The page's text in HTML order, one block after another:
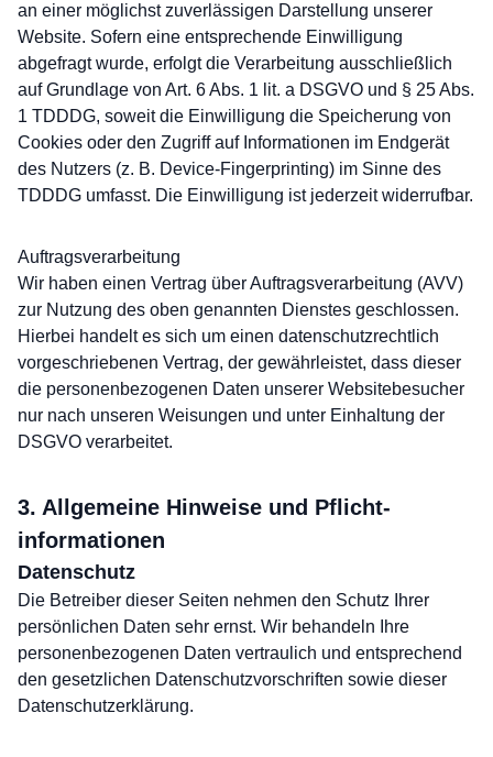
an einer möglichst zuverlässigen Darstellung unserer
Website. Sofern eine entsprechende Einwilligung
abgefragt wurde, erfolgt die Verarbeitung ausschließlich
auf Grundlage von Art. 6 Abs. 1 lit. a DSGVO und § 25 Abs.
1 TDDDG, soweit die Einwilligung die Speicherung von
Cookies oder den Zugriff auf Informationen im Endgerät
des Nutzers (z. B. Device-Fingerprinting) im Sinne des
TDDDG umfasst. Die Einwilligung ist jederzeit widerrufbar.
Auftragsverarbeitung
Wir haben einen Vertrag über Auftragsverarbeitung (AVV)
zur Nutzung des oben genannten Dienstes geschlossen.
Hierbei handelt es sich um einen datenschutzrechtlich
vorgeschriebenen Vertrag, der gewährleistet, dass dieser
die personenbezogenen Daten unserer Websitebesucher
nur nach unseren Weisungen und unter Einhaltung der
DSGVO verarbeitet.
3. Allgemeine Hinweise und Pflicht­
informationen
Datenschutz
Die Betreiber dieser Seiten nehmen den Schutz Ihrer
persönlichen Daten sehr ernst. Wir behandeln Ihre
personenbezogenen Daten vertraulich und entsprechend
den gesetzlichen Datenschutzvorschriften sowie dieser
Datenschutzerklärung.